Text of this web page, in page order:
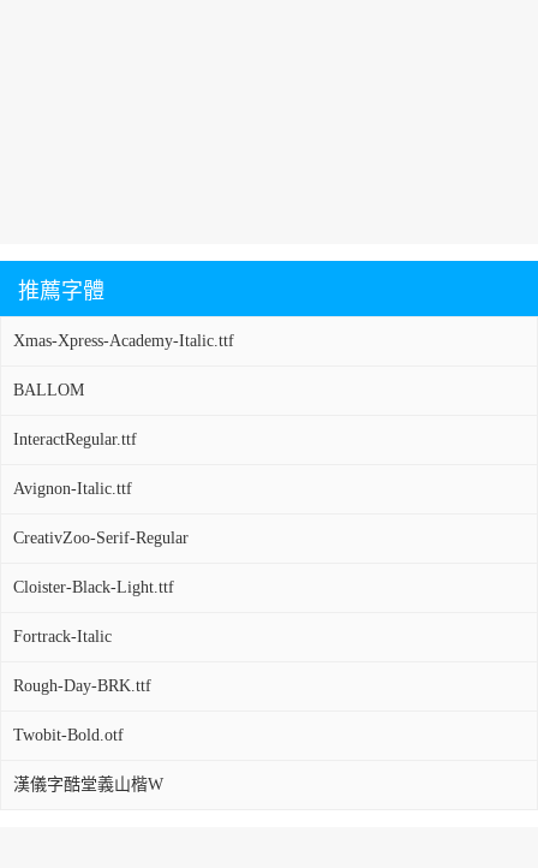
推薦字體
Xmas-Xpress-Academy-Italic.ttf
BALLOM
InteractRegular.ttf
Avignon-Italic.ttf
CreativZoo-Serif-Regular
Cloister-Black-Light.ttf
Fortrack-Italic
Rough-Day-BRK.ttf
Twobit-Bold.otf
漢儀字酷堂義山楷W